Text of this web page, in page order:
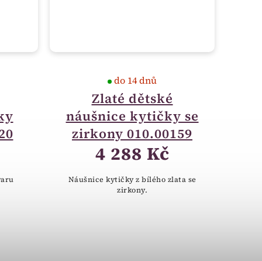
Zlaté dětské
náušnice kytičky se
zirkony 010.00159
do 14 dnů
4 288 Kč
Náušnice kytičky z bílého zlata se
zirkony.